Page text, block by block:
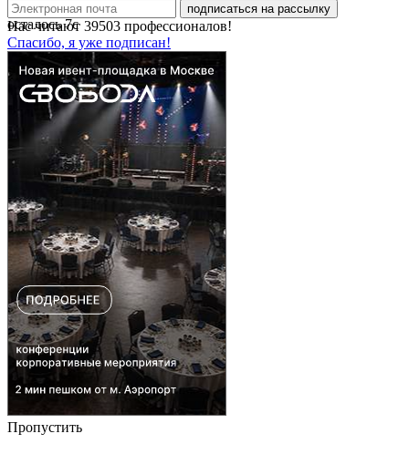
подписаться на рассылку
Нас читают 39503 профессионалов!
Спасибо, я уже подписан!
осталось7с
Пропустить